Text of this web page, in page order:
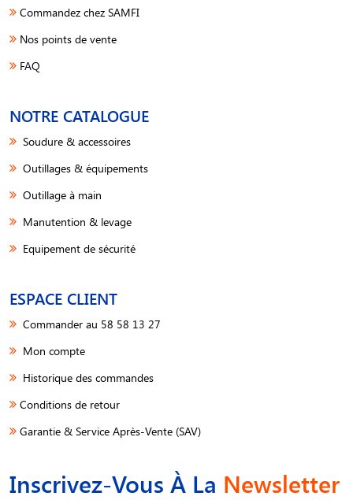
Commandez chez SAMFI
Nos points de vente
FAQ
NOTRE CATALOGUE
Soudure & accessoires
Outillages & équipements
Outillage à main
Manutention & levage
Equipement de sécurité
ESPACE CLIENT
Commander au 58 58 13 27
Mon compte
Historique des commandes
Conditions de retour
Garantie & Service Après-Vente (SAV)
Inscrivez-Vous À La Newsletter